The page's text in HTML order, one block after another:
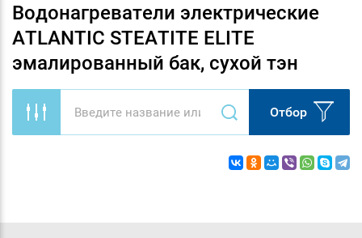
Водонагреватели электрические
ATLANTIC STEATITE ELITE
эмалированный бак, сухой тэн
Отбор